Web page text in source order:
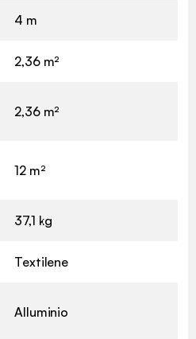
4 m
2,36 m²
2,36 m²
12 m²
37,1 kg
Textilene
Alluminio